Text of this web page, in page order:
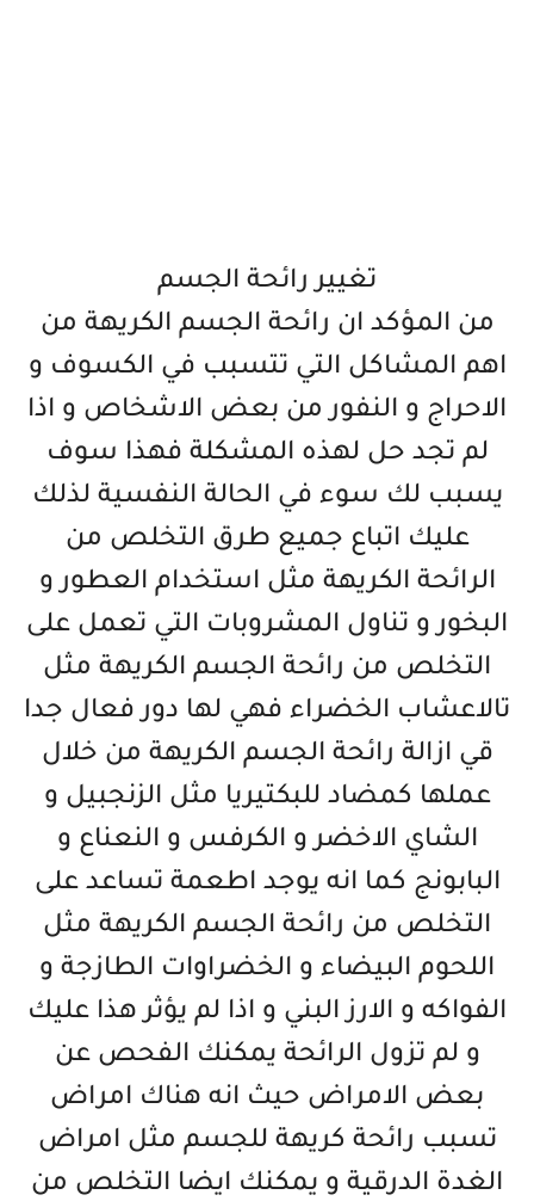
تغيير رائحة الجسم
من المؤكد ان رائحة الجسم الكريهة من
اهم المشاكل التي تتسبب في الكسوف و
الاحراج و النفور من بعض الاشخاص و اذا
لم تجد حل لهذه المشكلة فهذا سوف
يسبب لك سوء في الحالة النفسية لذلك
عليك اتباع جميع طرق التخلص من
الرائحة الكريهة مثل استخدام العطور و
البخور و تناول المشروبات التي تعمل على
التخلص من رائحة الجسم الكريهة مثل
تالاعشاب الخضراء فهي لها دور فعال جدا
قي ازالة رائحة الجسم الكريهة من خلال
عملها كمضاد للبكتيريا مثل الزنجبيل و
الشاي الاخضر و الكرفس و النعناع و
البابونج كما انه يوجد اطعمة تساعد على
التخلص من رائحة الجسم الكريهة مثل
اللحوم البيضاء و الخضراوات الطازجة و
الفواكه و الارز البني و اذا لم يؤثر هذا عليك
و لم تزول الرائحة يمكنك الفحص عن
بعض الامراض حيث انه هناك امراض
تسبب رائحة كريهة للجسم مثل امراض
الغدة الدرقية و يمكنك ايضا التخلص من